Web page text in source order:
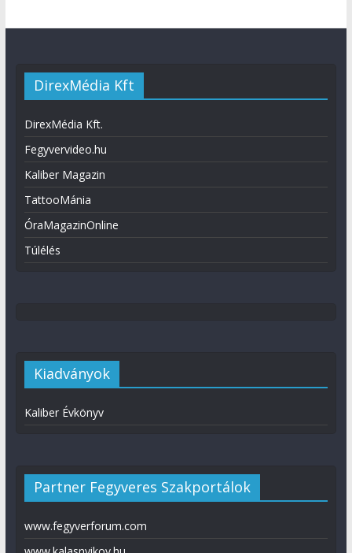
DirexMédia Kft
DirexMédia Kft.
Fegyvervideo.hu
Kaliber Magazin
TattooMánia
ÓraMagazinOnline
Túlélés
Kiadványok
Kaliber Évkönyv
Partner Fegyveres Szakportálok
www.fegyverforum.com